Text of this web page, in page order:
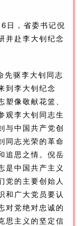
日，省委书记倪
并赴李大钊纪念
先驱李大钊同志
到李大钊纪念
塑像敬献花篮、
观李大钊同志生
与中国共产党创
同志光荣的革命
追思之情。 倪岳
是中国共产主义
党的主要创始人
和广大党员要认
对党绝对忠诚的
思主义的坚定信